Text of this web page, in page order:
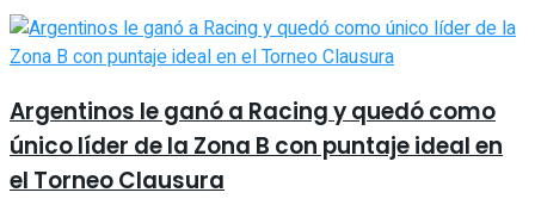
Argentinos le ganó a Racing y quedó como
único líder de la Zona B con puntaje ideal en
el Torneo Clausura